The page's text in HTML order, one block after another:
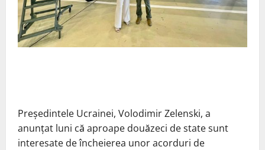
Președintele Ucrainei, Volodimir Zelenski, a
anunțat luni că aproape douăzeci de state sunt
interesate de încheierea unor acorduri de